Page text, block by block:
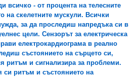
всичко - от процента на телесните
на скелетните мускули. Всички
за да проследиш напредъка си в
цели. Сензорът за електрическа
електрокардиограма в реално
състоянието на сърцето си,
ритъм и сигнализира за проблеми.
ритъм и състоянието на